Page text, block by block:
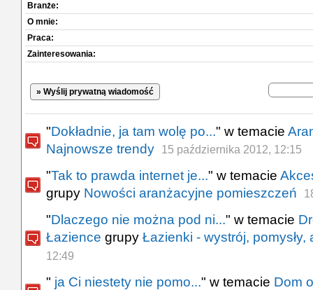
Branże:
O mnie:
Praca:
Zainteresowania:
» Wyślij prywatną wiadomość
"Dokładnie, ja tam wolę po..." w temacie
Najnowsze trendy
15 października 2012, 12:15
"Tak to prawda internet je..." w temacie
grupy Nowości aranżacyjne pomieszczeń
"Dlaczego nie można pod ni..." w temacie
Łazience grupy Łazienki - wystrój, pomysły,
12:49
" ja Ci niestety nie pomo..." w temacie Dom